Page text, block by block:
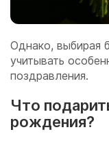
Однако, выбирая
учитывать
поздравления.
Что
рождения?